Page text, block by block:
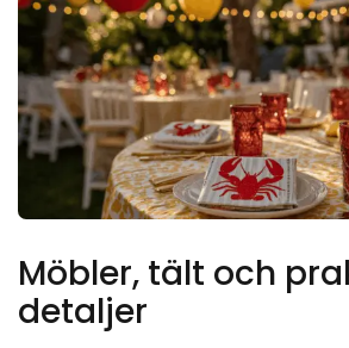
Möbler, tält och
detaljer